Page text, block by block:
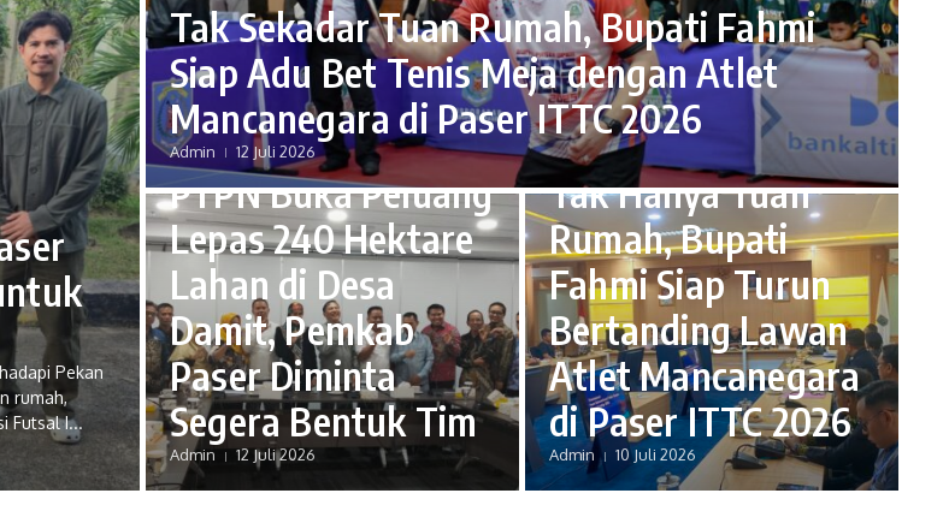
Pekan
rumah,
Futsal I...
Tak Sekadar Tuan Rumah, Bupati Fahmi
Siap Adu Bet Tenis Meja dengan Atlet
Mancanegara di Paser ITTC 2026
Admin 12 Juli 2026
MNews Paser
PTPN Buka Peluang
Lepas 240 Hektare
Lahan di Desa
Damit, Pemkab
Paser Diminta
Segera Bentuk Tim
Admin 12 Juli 2026
MNews Paser
Tak Hanya Tuan
Rumah, Bupati
Fahmi Siap Turun
Bertanding Lawan
Atlet Mancanegara
di Paser ITTC 2026
Admin 10 Juli 2026